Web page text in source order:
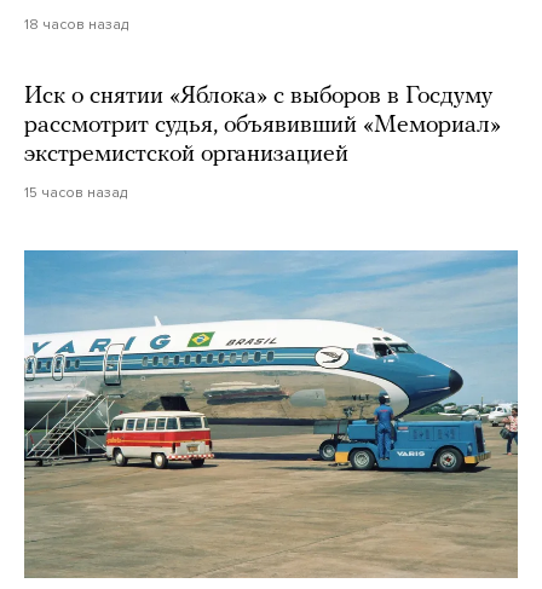
18 часов назад
Иск о снятии «Яблока» с выборов в Госдуму
рассмотрит судья, объявивший «Мемориал»
экстремистской организацией
15 часов назад